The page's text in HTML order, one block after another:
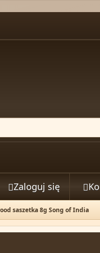
Zaloguj się 
saszetka 8g Song of India